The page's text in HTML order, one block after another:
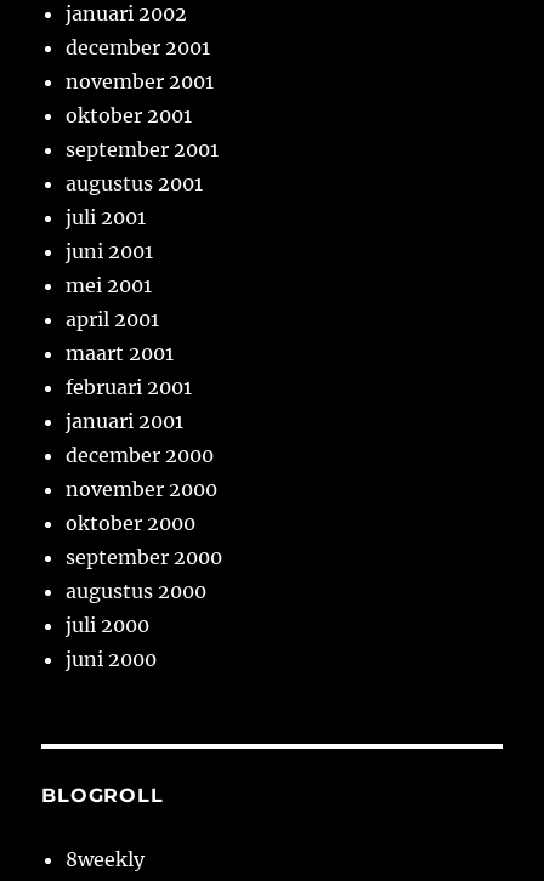
januari 2002
december 2001
november 2001
oktober 2001
september 2001
augustus 2001
juli 2001
juni 2001
mei 2001
april 2001
maart 2001
februari 2001
januari 2001
december 2000
november 2000
oktober 2000
september 2000
augustus 2000
juli 2000
juni 2000
BLOGROLL
8weekly